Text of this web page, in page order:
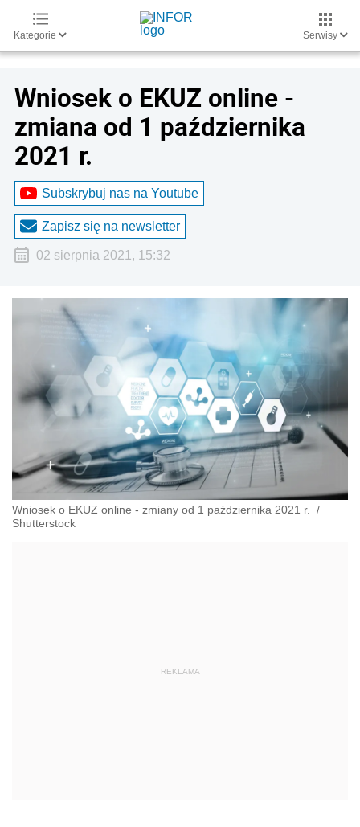
Kategorie Serwisy
Wniosek o EKUZ online -
zmiana od 1 października
2021 r.
Subskrybuj nas na Youtube
Zapisz się na newsletter
02 sierpnia 2021, 15:32
Wniosek o EKUZ online - zmiany od 1 października 2021 r.
/
Shutterstock